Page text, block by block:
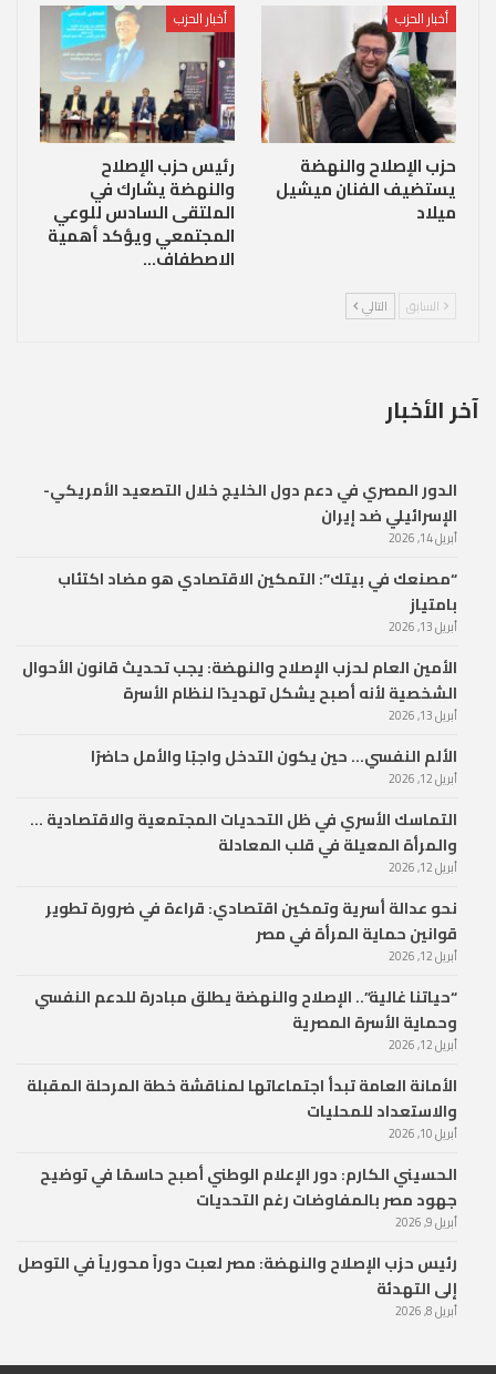
أخبار الحزب
حزب الإصلاح والنهضة
يستضيف الفنان ميشيل
ميلاد
أخبار الحزب
رئيس حزب الإصلاح
والنهضة يشارك في
الملتقى السادس للوعي
المجتمعي ويؤكد أهمية
الاصطفاف…
السابق التالي
آخر الأخبار
الدور المصري في دعم دول الخليج خلال التصعيد الأمريكي-
الإسرائيلي ضد إيران
أبريل 14, 2026
“مصنعك في بيتك”: التمكين الاقتصادي هو مضاد اكتئاب
بامتياز
أبريل 13, 2026
الأمين العام لحزب الإصلاح والنهضة: يجب تحديث قانون الأحوال
الشخصية لأنه أصبح يشكل تهديدًا لنظام الأسرة
أبريل 13, 2026
الألم النفسي… حين يكون التدخل واجبًا والأمل حاضرًا
أبريل 12, 2026
التماسك الأسري في ظل التحديات المجتمعية والاقتصادية …
والمرأة المعيلة في قلب المعادلة
أبريل 12, 2026
نحو عدالة أسرية وتمكين اقتصادي: قراءة في ضرورة تطوير
قوانين حماية المرأة في مصر
أبريل 12, 2026
“حياتنا غالية”.. الإصلاح والنهضة يطلق مبادرة للدعم النفسي
وحماية الأسرة المصرية
أبريل 12, 2026
الأمانة العامة تبدأ اجتماعاتها لمناقشة خطة المرحلة المقبلة
والاستعداد للمحليات
أبريل 10, 2026
الحسيني الكارم: دور الإعلام الوطني أصبح حاسمًا في توضيح
جهود مصر بالمفاوضات رغم التحديات
أبريل 9, 2026
رئيس حزب الإصلاح والنهضة: مصر لعبت دوراً محورياً في التوصل
إلى التهدئة
أبريل 8, 2026